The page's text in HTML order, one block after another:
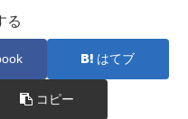
る
はてブ
コピー